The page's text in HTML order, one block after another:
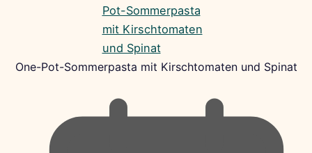
One-Pot-Sommerpasta mit Kirschtomaten und Spinat